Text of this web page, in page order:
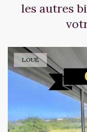
les autres
LOUÉ